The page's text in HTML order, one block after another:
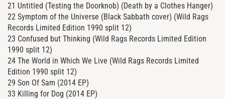
21 Untitled (Testing the Doorknob) (Death by a Clothes Hanger)
22 Symptom of the Universe (Black Sabbath cover) (Wild Rags
Records Limited Edition 1990 split 12)
23 Confused but Thinking (Wild Rags Records Limited Edition
1990 split 12)
24 The World in Which We Live (Wild Rags Records Limited
Edition 1990 split 12)
29 Son Of Sam (2014 EP)
33 Killing for Dog (2014 EP)